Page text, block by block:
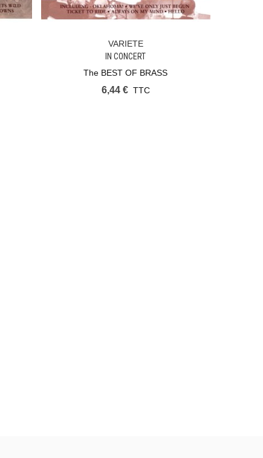
Ajouter Au Panier
VARIETE
IN CONCERT
The BEST OF BRASS
6,44 € TTC